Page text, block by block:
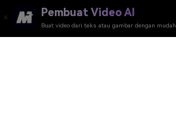
Pembuat Video AI
Buat video dari teks atau gambar dengan mudah